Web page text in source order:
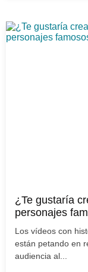
¿Te gustaría
personajes
Los vídeos con
están petando en
audiencia al...